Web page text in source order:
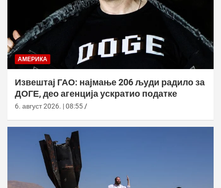
АМЕРИКА
Извештај ГАО: најмање 206 људи радило за
ДОГЕ, део агенција ускратио податке
6. август 2026. | 08:55